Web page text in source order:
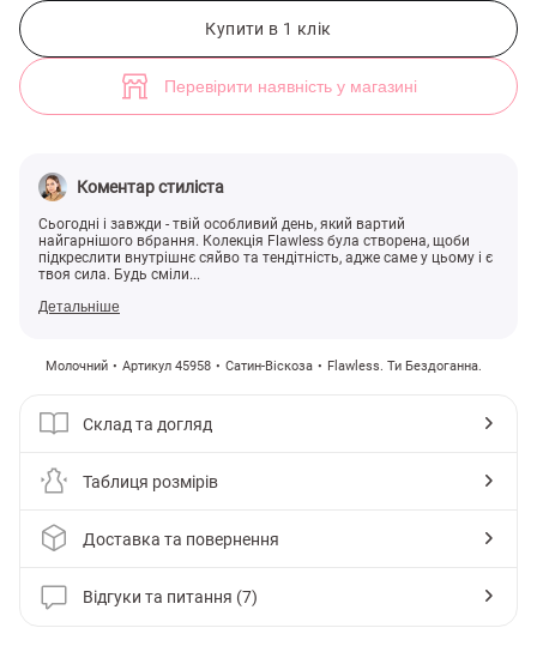
Купити в 1 клік
Перевірити наявність у магазині
Коментар стиліста
Сьогодні і завжди - твій особливий день, який вартий
найгарнішого вбрання. Колекція Flawless була створена, щоби
підкреслити внутрішнє сяйво та тендітність, адже саме у цьому і є
твоя сила. Будь сміли...
Детальніше
Молочний Артикул 45958 Сатин-Віскоза Flawless. Ти Бездоганна.
Склад та догляд
Таблиця розмірів
Доставка та повернення
Відгуки та питання (7)
Молочна сатинова сукня максі з мереживом (арт. 45958) ♡